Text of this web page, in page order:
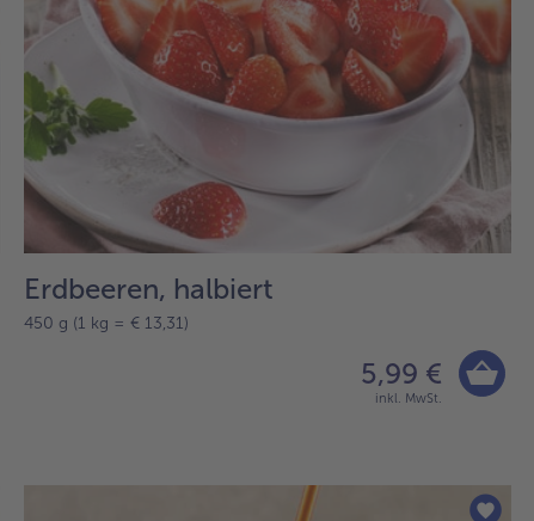
Erdbeeren, halbiert
450 g (1 kg = € 13,31)
5,99 €
inkl. MwSt.